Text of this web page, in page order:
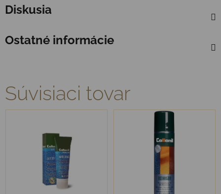
Diskusia
Ostatné informácie
Súvisiaci tovar